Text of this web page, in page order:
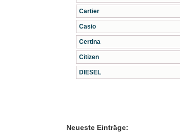
Cartier
Casio
Certina
Citizen
DIESEL
Neueste Einträge: